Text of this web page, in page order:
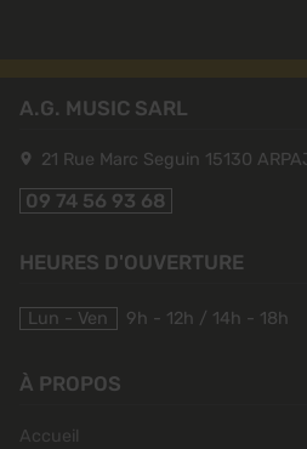
A.G. MUSIC SARL
21 Rue Marc Seguin 15130
09 74 56 93 68
HEURES D'OUVERTURE
Lun - Ven 9h - 12h / 14h - 18h
À PROPOS
Accueil